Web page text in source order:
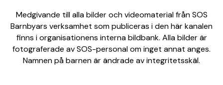
Medgivande till alla bilder och videomaterial från SOS
Barnbyars verksamhet som publiceras i den här kanalen
finns i organisationens interna bildbank. Alla bilder är
fotograferade av SOS-personal om inget annat anges.
Namnen på barnen är ändrade av integritetsskäl.